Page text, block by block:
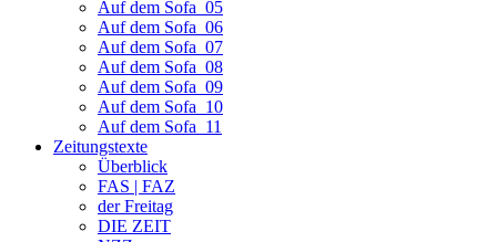
Auf dem Sofa_05
Auf dem Sofa_06
Auf dem Sofa_07
Auf dem Sofa_08
Auf dem Sofa_09
Auf dem Sofa_10
Auf dem Sofa_11
Zeitungstexte
Überblick
FAS | FAZ
der Freitag
DIE ZEIT